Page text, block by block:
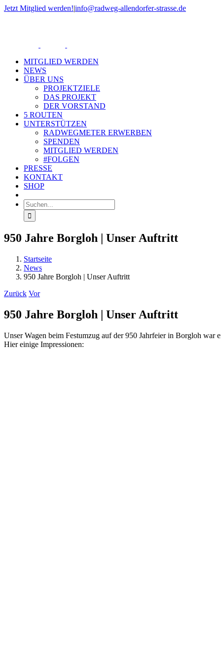
Zum
Jetzt Mitglied werden!|info@radweg-allendorfer-strasse.de
MITGLIED WERDEN
NEWS
ÜBER UNS
PROJEKTZIELE
DAS PROJEKT
DER VORSTAND
5 ROUTEN
UNTERSTÜTZEN
RADWEGMETER ERWERBEN
SPENDEN
MITGLIED WERDEN
#FOLGEN
PRESSE
KONTAKT
SHOP
Suche
nach:
950 Jahre Borgloh | Unser Auftritt
Startseite
News
950 Jahre Borgloh | Unser Auftritt
Zurück Vor
950 Jahre Borgloh | Unser Auftritt
Unser Wagen beim Festumzug auf der 950 Jahrfeier in Borgloh
Hier einige Impressionen: